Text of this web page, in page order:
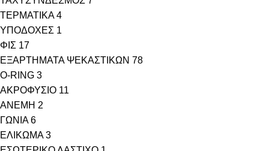
ΤΕΡΜΑΤΙΚΑ 4
ΥΠΟΔΟΧΕΣ 1
ΦΙΣ 17
ΕΞΑΡΤΗΜΑΤΑ ΨΕΚΑΣΤΙΚΩΝ 78
O-RING 3
ΑΚΡΟΦΥΣΙΟ 11
ΑΝΕΜΗ 2
ΓΩΝΙΑ 6
ΕΛΙΚΩΜΑ 3